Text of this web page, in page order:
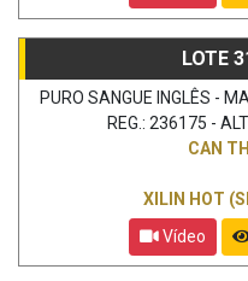
LOTE
PURO SANGUE INGLÊS -
REG.: 236175 -
CAN
XILIN HOT
Vídeo